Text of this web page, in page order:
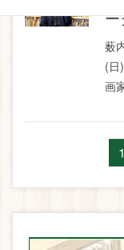
ー
薮
(日
画
1